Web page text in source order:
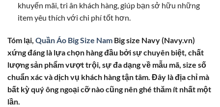
khuyến mãi, tri ân khách hàng, giúp bạn sở hữu những
item yêu thích với chi phí tốt hơn.
Tóm lại, Quần Áo Big Size Nam Big size Navy (Navy.vn)
xứng đáng là lựa chọn hàng đầu bởi sự chuyên biệt, chất
lượng sản phẩm vượt trội, sự đa dạng về mẫu mã, size số
chuẩn xác và dịch vụ khách hàng tận tâm. Đây là địa chỉ mà
bất kỳ quý ông ngoại cỡ nào cũng nên ghé thăm ít nhất một
lần.